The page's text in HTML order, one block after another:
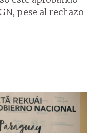
pese al rechazo